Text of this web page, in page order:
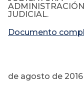
JUDICIAL.
Documento
de agosto de 2016